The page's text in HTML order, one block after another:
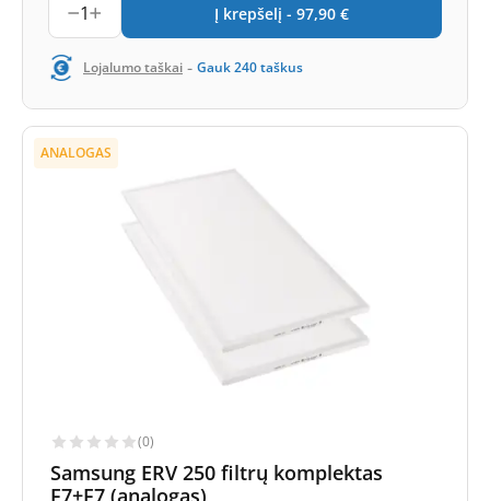
1 Į krepšelį - 97,90 €
Lojalumo taškai - Gauk240taškus
ANALOGAS
(0)
Samsung ERV 250 filtrų komplektas
F7+F7 (analogas)